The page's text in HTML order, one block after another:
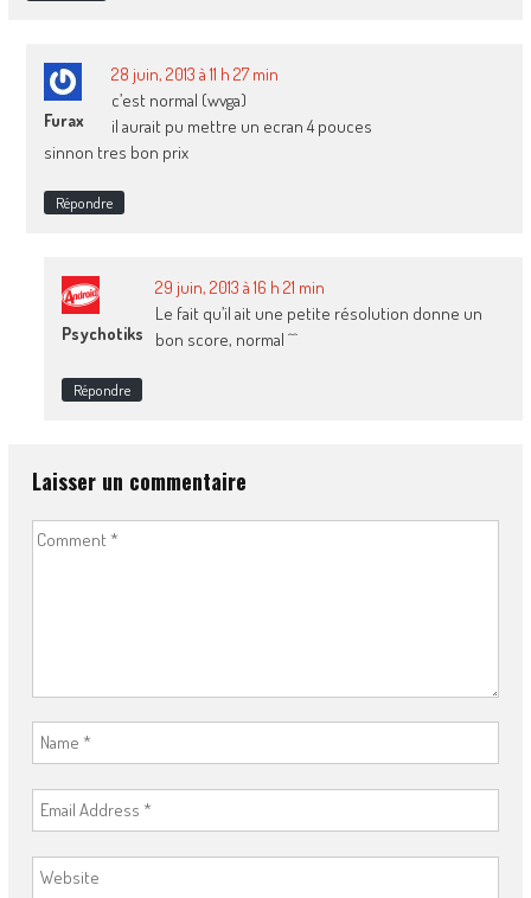
Furax
28 juin, 2013 à 11 h 27 min
c’est normal (wvga)
il aurait pu mettre un ecran 4 pouces
sinnon tres bon prix
Répondre
Psychotiks
29 juin, 2013 à 16 h 21 min
Le fait qu’il ait une petite résolution donne un
bon score, normal ^^
Répondre
Laisser un commentaire